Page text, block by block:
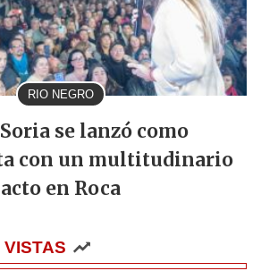
RIO NEGRO
se lanzó como
con un multitudinario
acto en Roca